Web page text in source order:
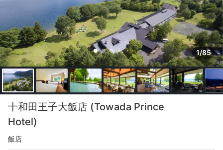
1/85
十和田王子大飯店 (Towada Prince
Hotel)
飯店